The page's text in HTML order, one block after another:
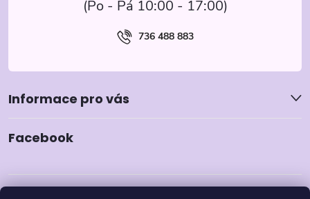
736 488 883
Informace pro vás
Facebook